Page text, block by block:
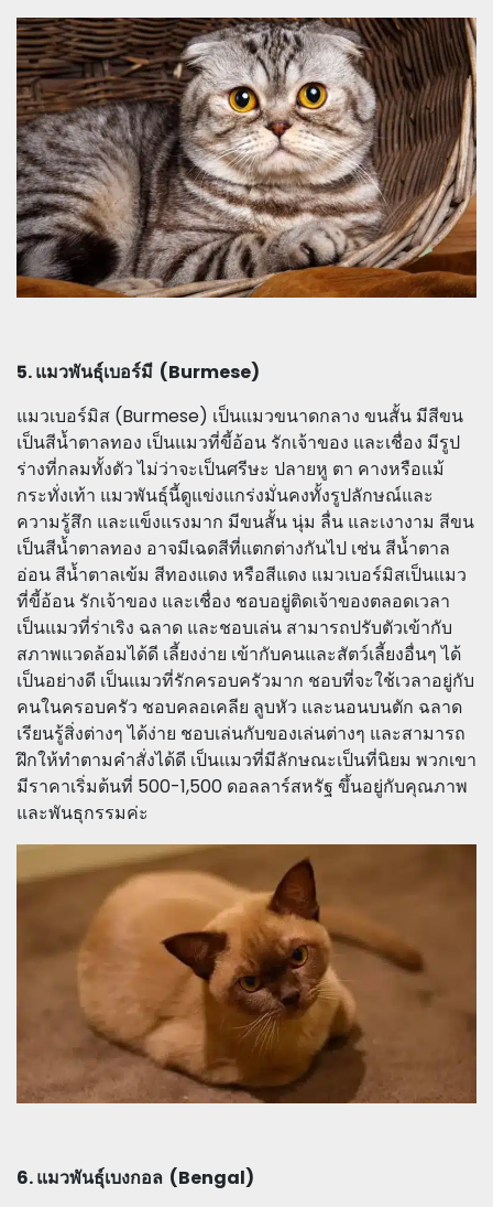
5. แมวพันธุ์เบอร์มี (Burmese)
แมวเบอร์มิส (Burmese) เป็นแมวขนาดกลาง ขนสั้น มีสีขน
เป็นสีน้ำตาลทอง เป็นแมวที่ขี้อ้อน รักเจ้าของ และเชื่อง มีรูป
ร่างที่กลมทั้งตัว ไม่ว่าจะเป็นศรีษะ ปลายหู ตา คางหรือแม้
กระทั่งเท้า แมวพันธุ์นี้ดูแข่งแกร่งมั่นคงทั้งรูปลักษณ์และ
ความรู้สึก และแข็งแรงมาก มีขนสั้น นุ่ม ลื่น และเงางาม สีขน
เป็นสีน้ำตาลทอง อาจมีเฉดสีที่แตกต่างกันไป เช่น สีน้ำตาล
อ่อน สีน้ำตาลเข้ม สีทองแดง หรือสีแดง แมวเบอร์มิสเป็นแมว
ที่ขี้อ้อน รักเจ้าของ และเชื่อง ชอบอยู่ติดเจ้าของตลอดเวลา
เป็นแมวที่ร่าเริง ฉลาด และชอบเล่น สามารถปรับตัวเข้ากับ
สภาพแวดล้อมได้ดี เลี้ยงง่าย เข้ากับคนและสัตว์เลี้ยงอื่นๆ ได้
เป็นอย่างดี เป็นแมวที่รักครอบครัวมาก ชอบที่จะใช้เวลาอยู่กับ
คนในครอบครัว ชอบคลอเคลีย ลูบหัว และนอนบนตัก ฉลาด
เรียนรู้สิ่งต่างๆ ได้ง่าย ชอบเล่นกับของเล่นต่างๆ และสามารถ
ฝึกให้ทำตามคำสั่งได้ดี เป็นแมวที่มีลักษณะเป็นที่นิยม พวกเขา
มีราคาเริ่มต้นที่ 500-1,500 ดอลลาร์สหรัฐ ขึ้นอยู่กับคุณภาพ
และพันธุกรรมค่ะ
6. แมวพันธุ์เบงกอล (Bengal)